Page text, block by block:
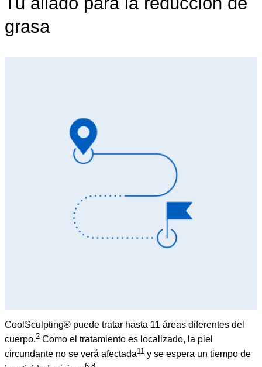
grasa
CoolSculpting® puede tratar hasta 11 áreas diferentes del
cuerpo.2 Como el tratamiento es localizado, la piel
circundante no se verá afectada11 y se espera un tiempo de